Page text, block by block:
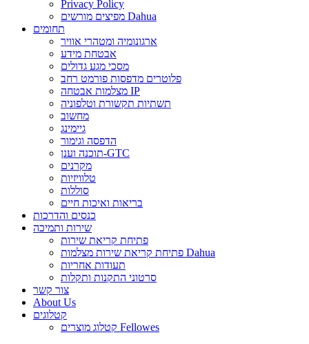
Privacy Policy
מפיצים מורשים Dahua
תחומים
ארגונומיה ומטהרי אוויר
אבטחת מידע
מסכי מגע גדולים
פלוטרים מדפסות פורמט רחב
מצלמות אבטחה IP
תשתיות תקשורת וטלפוניה
מחשוב
גיימינג
הדפסה וגימור
תוכנה וענן-GTC
מקרנים
טלוויזיות
סוללות
בריאות ואיכות חיים
כנסים והדרכות
שירות ותמיכה
פתיחת קריאת שירות
פתיחת קריאת שירות מצלמות Dahua
תעודות אחריות
סרטוני התקנות ותקלות
צור קשר
About Us
קטלוגים
קטלוג מוצרים Fellowes